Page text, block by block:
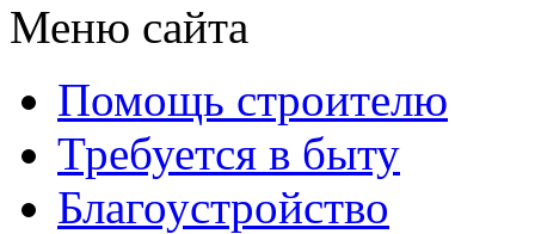
Меню сайта
Помощь строителю
Требуется в быту
Благоустройство